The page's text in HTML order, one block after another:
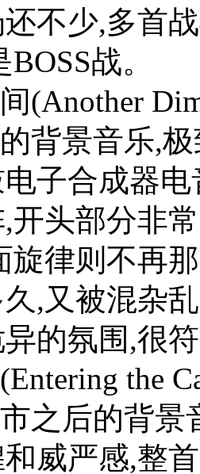
不少,多首
战。
(Another
背景音乐,
子合成器
开头部分非
旋律则不再
,又被混杂
的氛围,很
the
之后的背景
威严感,整